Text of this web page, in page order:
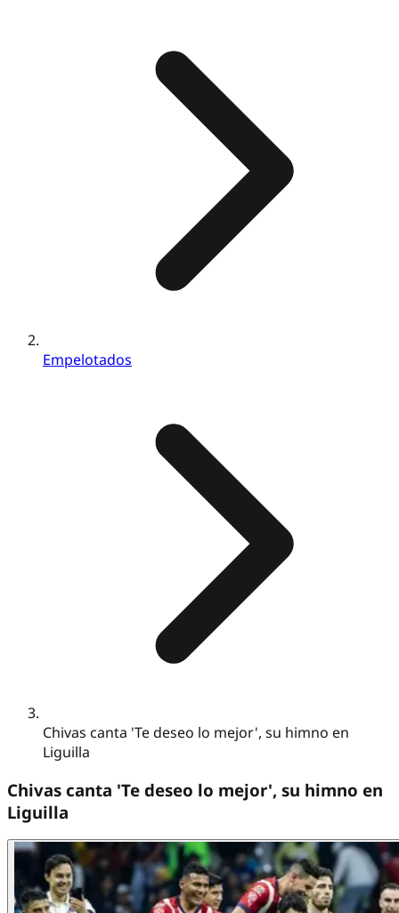
Empelotados
Chivas canta 'Te deseo lo mejor', su himno en
Liguilla
Chivas canta 'Te deseo lo mejor', su himno en
Liguilla